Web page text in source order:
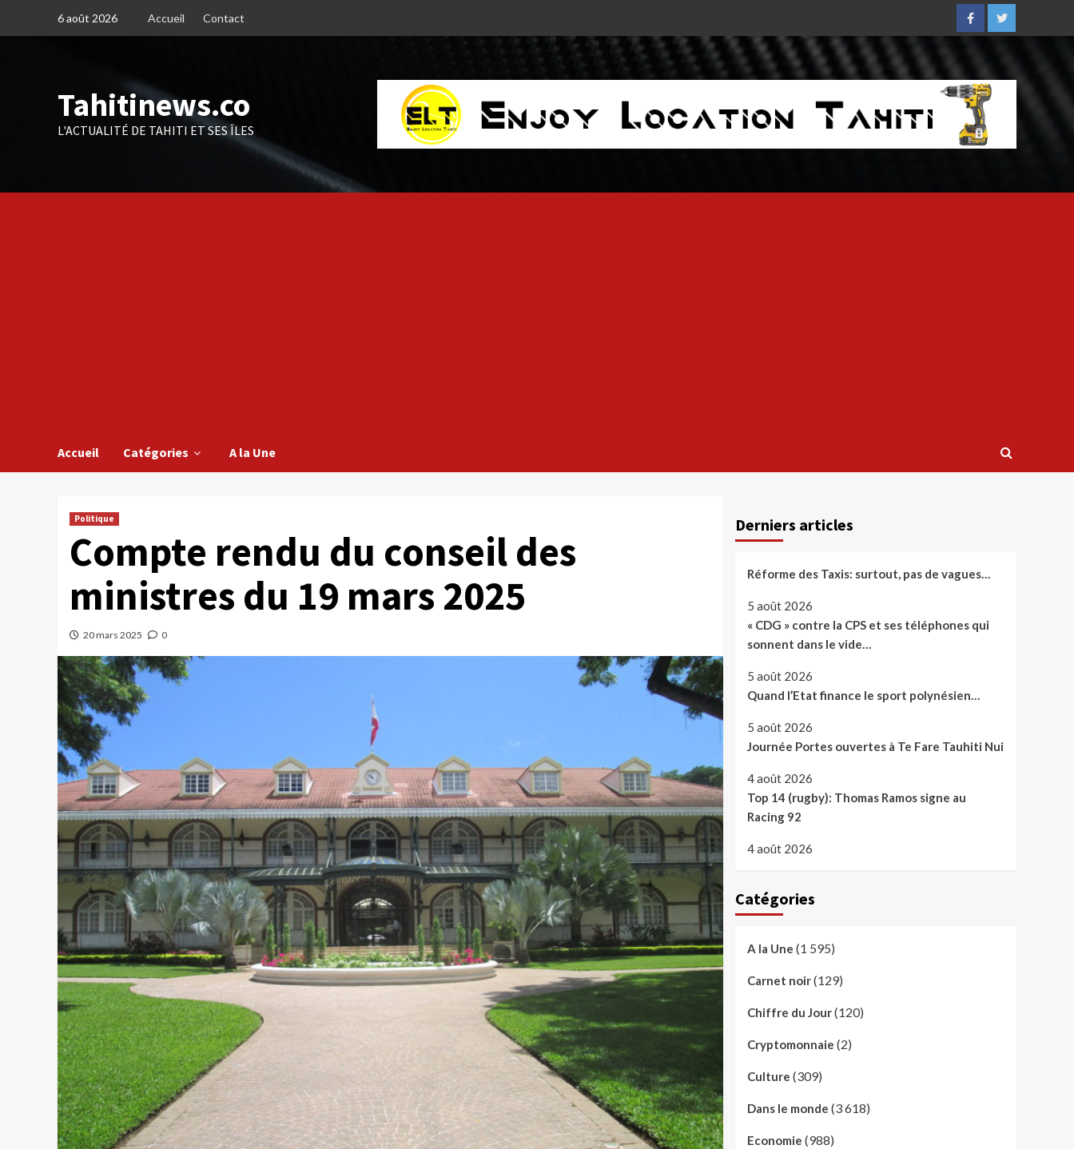
6 août 2026 Accueil Contact
FacebookTwitter
Tahitinews.co
L'ACTUALITÉ DE TAHITI ET SES ÎLES
Accueil Catégories A la Une
Politique
Compte rendu du conseil des
ministres du 19 mars 2025
20 mars 2025 0
Derniers articles
Réforme des Taxis: surtout, pas de vagues…
5 août 2026
« CDG » contre la CPS et ses téléphones qui
sonnent dans le vide…
5 août 2026
Quand l’Etat finance le sport polynésien…
5 août 2026
Journée Portes ouvertes à Te Fare Tauhiti Nui
4 août 2026
Top 14 (rugby): Thomas Ramos signe au
Racing 92
4 août 2026
Catégories
A la Une (1 595)
Carnet noir(129)
Chiffre du Jour(120)
Cryptomonnaie (2)
Culture (309)
Dans le monde (3 618)
Economie (988)